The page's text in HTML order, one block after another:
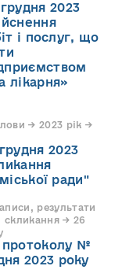
2023
і послуг, що
лікарня»
→ 2023 рік →
2023
ради"
результати
скликання → 26
протоколу №
2023 року